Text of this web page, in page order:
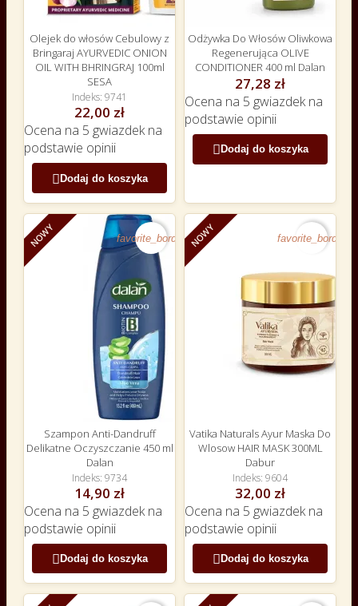
Olejek do włosów Cebulowy z
Bringaraj AYURVEDIC ONION
OIL WITH BHRINGRAJ 100ml
SESA
Indeks 9741
22,00 zł
Ocena na 5 gwiazdek na
podstawie opinii
Dodaj do koszyka
Odżywka Do Włosów Oliwkowa
Regenerująca OLIVE
CONDITIONER 400 ml Dalan
27,28 zł
Ocena na 5 gwiazdek na
podstawie opinii
 Dodaj do koszyka
NOWY favorite_border
Szampon Anti-Dandruff
Delikatne Oczyszczanie 450 ml
Dalan
Indeks 9734
14,90 zł
Ocena na 5 gwiazdek na
podstawie opinii
 Dodaj do koszyka
NOWY favorite_border
Vatika Naturals Ayur Maska Do
Wlosow HAIR MASK 300ML
Dabur
Indeks 9604
32,00 zł
Ocena na 5 gwiazdek na
podstawie opinii
 Dodaj do koszyka